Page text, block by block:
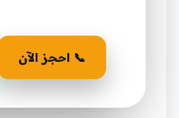
📞 احجز الآن